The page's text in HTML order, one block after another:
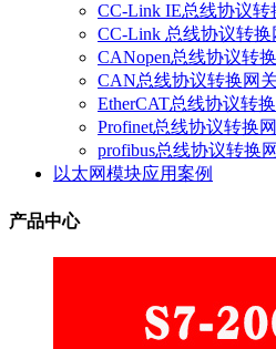
CC-Link IE总线协议转
CC-Link 总线协议转换
CANopen总线协议转
CAN总线协议转换网关
EtherCAT总线协议转
Profinet总线协议转换
profibus总线协议转换
以太网模块应用案例
产品中心